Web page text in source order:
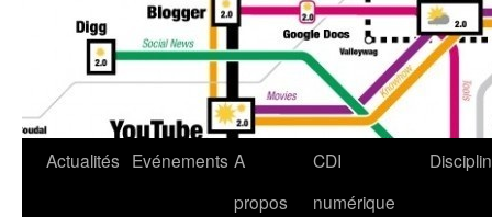
Actualités Evénements A
propos
CDI
numérique